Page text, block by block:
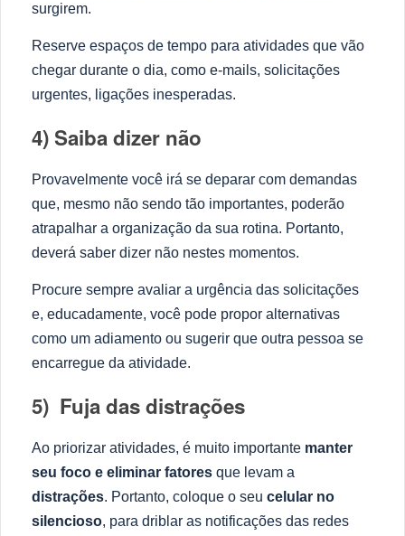
surgirem.
Reserve espaços de tempo para atividades que vão
chegar durante o dia, como e-mails, solicitações
urgentes, ligações inesperadas.
4) Saiba dizer não
Provavelmente você irá se deparar com demandas
que, mesmo não sendo tão importantes, poderão
atrapalhar a organização da sua rotina. Portanto,
deverá saber dizer não nestes momentos.
Procure sempre avaliar a urgência das solicitações
e, educadamente, você pode propor alternativas
como um adiamento ou sugerir que outra pessoa se
encarregue da atividade.
5) Fuja das distrações
Ao priorizar atividades, é muito importante manter
seu foco e eliminar fatores que levam a
distrações. Portanto, coloque o seu celular no
silencioso, para driblar as notificações das redes